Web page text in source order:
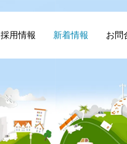
採用情報 新着情報 お問